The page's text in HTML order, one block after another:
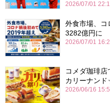
2026/07/01
外食市場、
3282億円に
2026/07/01
コメダ珈琲
カリーナン
2026/06/16